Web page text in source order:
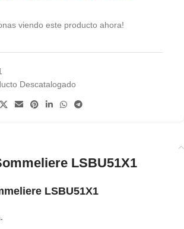
viendo este producto ahora!
Descatalogado
LSBU51X1
LSBU51X1